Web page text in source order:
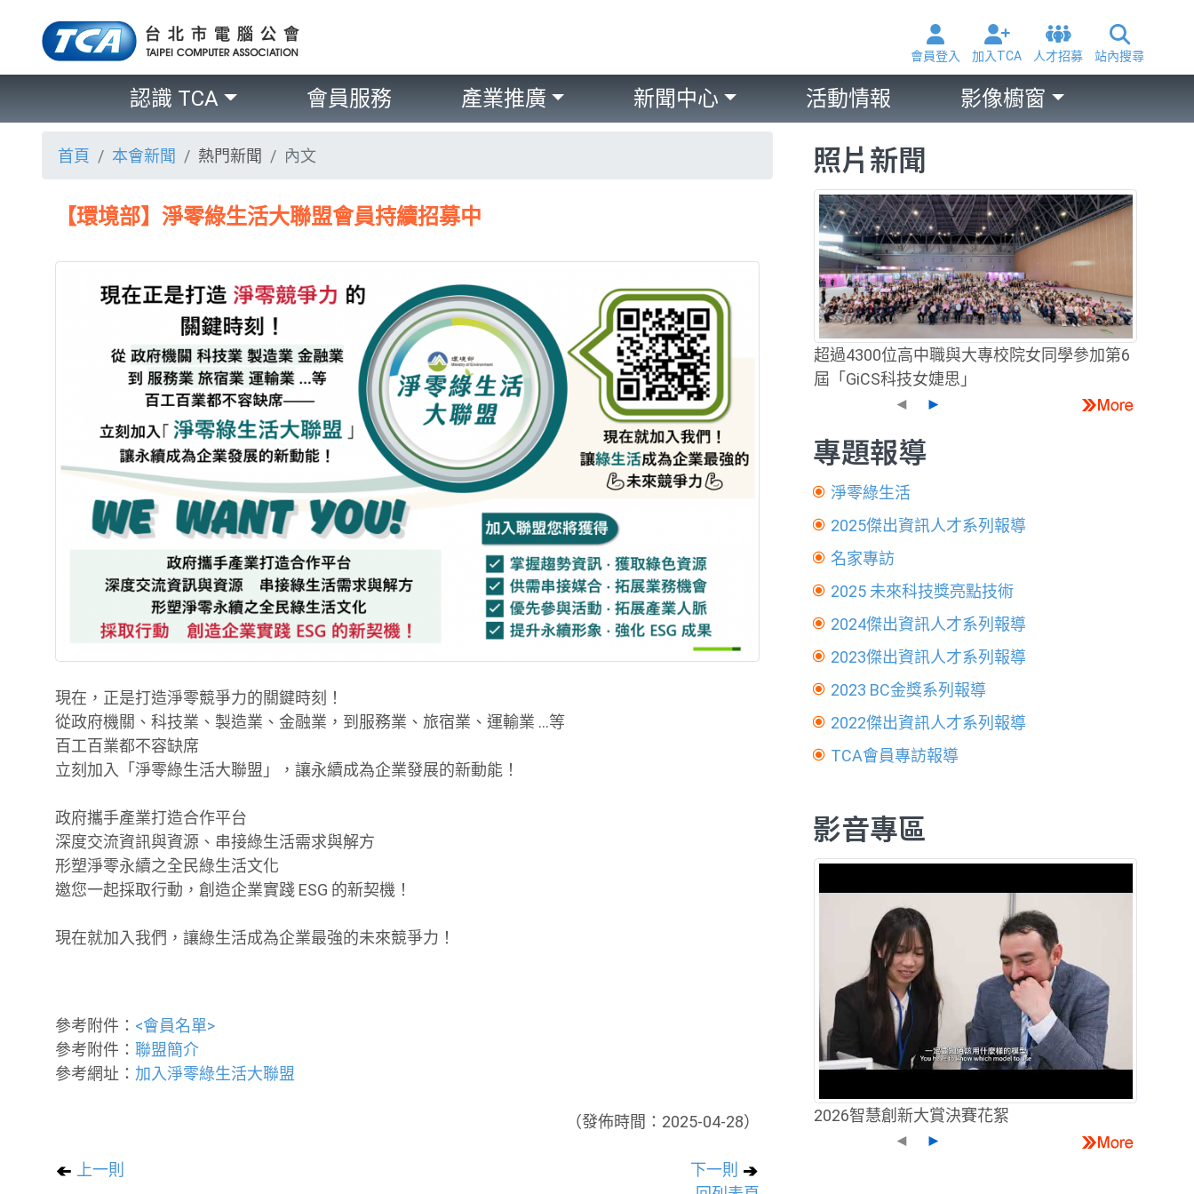
會員登入 加入TCA 人才招募 站內搜尋
認識 TCA 會員服務 產業推廣 新聞中心 活動情報 影像櫥窗
首頁 本會新聞 熱門新聞 內文
【環境部】淨零綠生活大聯盟會員持續招募中
現在，正是打造淨零競爭力的關鍵時刻！
從政府機關、科技業、製造業、金融業，到服務業、旅宿業、運輸業 …等
百工百業都不容缺席
立刻加入「淨零綠生活大聯盟」，讓永續成為企業發展的新動能！
政府攜手產業打造合作平台
深度交流資訊與資源、串接綠生活需求與解方
形塑淨零永續之全民綠生活文化
邀您一起採取行動，創造企業實踐 ESG 的新契機！
現在就加入我們，讓綠生活成為企業最強的未來競爭力！
參考附件： <會員名單>
參考附件： 聯盟簡介
參考網址： 加入淨零綠生活大聯盟
（發佈時間：2025-04-28）
上一則
下一則
照片新聞
超過4300位高中職與大專校院女同學參加第6
屆「GiCS科技女婕思」
◄
►
專題報導
淨零綠生活
2025傑出資訊人才系列報導
名家專訪
2025 未來科技獎亮點技術
2024傑出資訊人才系列報導
2023傑出資訊人才系列報導
2023 BC金獎系列報導
2022傑出資訊人才系列報導
TCA會員專訪報導
影音專區
2026智慧創新大賞決賽花絮
◄
►